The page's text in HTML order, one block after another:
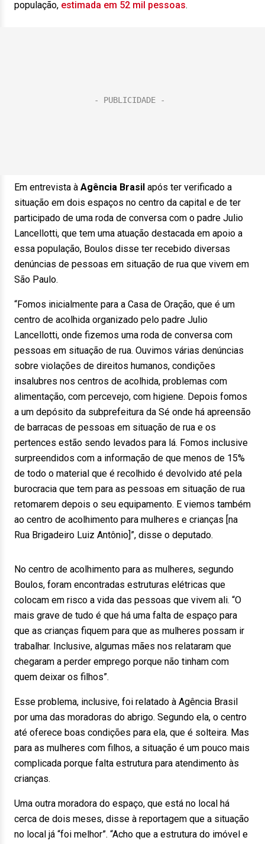
população, estimada em 52 mil pessoas.
Em entrevista à Agência Brasil após ter verificado a
situação em dois espaços no centro da capital e de ter
participado de uma roda de conversa com o padre Julio
Lancellotti, que tem uma atuação destacada em apoio a
essa população, Boulos disse ter recebido diversas
denúncias de pessoas em situação de rua que vivem em
São Paulo.
“Fomos inicialmente para a Casa de Oração, que é um
centro de acolhida organizado pelo padre Julio
Lancellotti, onde fizemos uma roda de conversa com
pessoas em situação de rua. Ouvimos várias denúncias
sobre violações de direitos humanos, condições
insalubres nos centros de acolhida, problemas com
alimentação, com percevejo, com higiene. Depois fomos
a um depósito da subprefeitura da Sé onde há apreensão
de barracas de pessoas em situação de rua e os
pertences estão sendo levados para lá. Fomos inclusive
surpreendidos com a informação de que menos de 15%
de todo o material que é recolhido é devolvido até pela
burocracia que tem para as pessoas em situação de rua
retomarem depois o seu equipamento. E viemos também
ao centro de acolhimento para mulheres e crianças [na
Rua Brigadeiro Luiz Antônio]”, disse o deputado.
No centro de acolhimento para as mulheres, segundo
Boulos, foram encontradas estruturas elétricas que
colocam em risco a vida das pessoas que vivem ali. “O
mais grave de tudo é que há uma falta de espaço para
que as crianças fiquem para que as mulheres possam ir
trabalhar. Inclusive, algumas mães nos relataram que
chegaram a perder emprego porque não tinham com
quem deixar os filhos”.
Esse problema, inclusive, foi relatado à Agência Brasil
por uma das moradoras do abrigo. Segundo ela, o centro
até oferece boas condições para ela, que é solteira. Mas
para as mulheres com filhos, a situação é um pouco mais
complicada porque falta estrutura para atendimento às
crianças.
Uma outra moradora do espaço, que está no local há
cerca de dois meses, disse à reportagem que a situação
no local já “foi melhor”. “Acho que a estrutura do imóvel e